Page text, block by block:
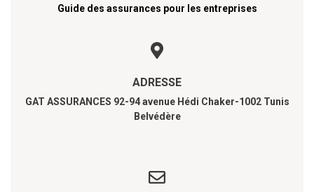
Guide des assurances pour les entreprises
ADRESSE
GAT ASSURANCES 92-94 avenue Hédi Chaker-1002 Tunis
Belvédère